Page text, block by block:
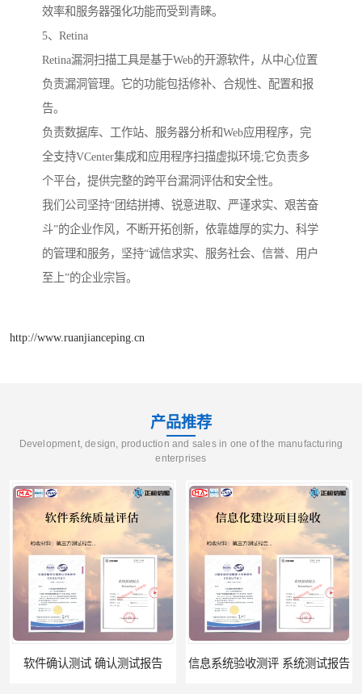
效率和服务器强化功能而受到青睐。
5、Retina
Retina漏洞扫描工具是基于Web的开源软件，从中心位置
负责漏洞管理。它的功能包括修补、合规性、配置和报
告。
负责数据库、工作站、服务器分析和Web应用程序，完
全支持VCenter集成和应用程序扫描虚拟环境;它负责多
个平台，提供完整的跨平台漏洞评估和安全性。
我们公司坚持“团结拼搏、锐意进取、严谨求实、艰苦奋
斗”的企业作风，不断开拓创新，依靠雄厚的实力、科学
的管理和服务，坚持“诚信求实、服务社会、信誉、用户
至上”的企业宗旨。
http://www.ruanjianceping.cn
产品推荐
Development, design, production and sales in one of the manufacturing
enterprises
软件确认测试 确认测试报告 信息系统验收测评 系统测试报告